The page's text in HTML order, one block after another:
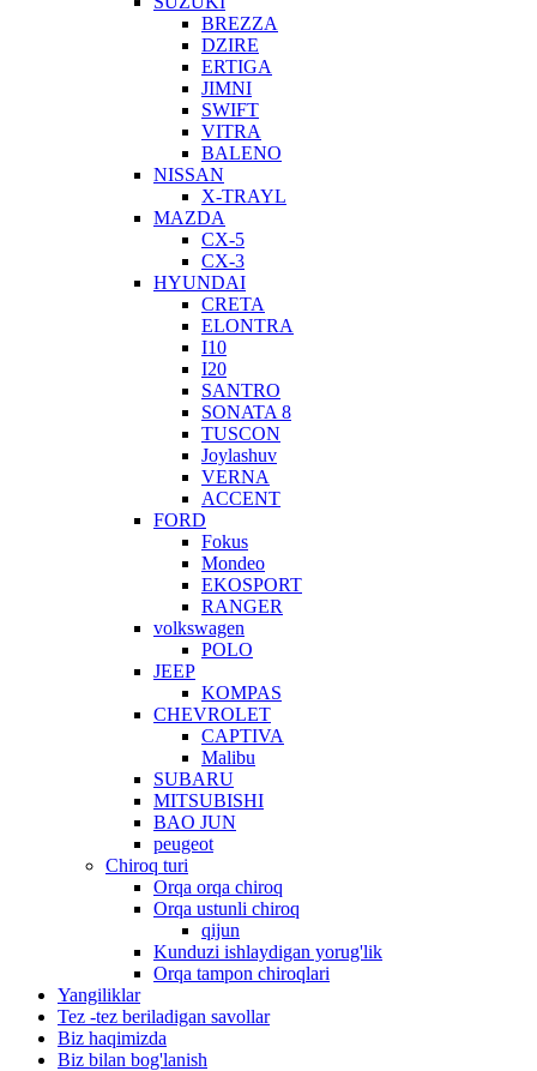
BREZZA
DZIRE
ERTIGA
JIMNI
SWIFT
VITRA
BALENO
NISSAN
X-TRAYL
MAZDA
CX-5
CX-3
HYUNDAI
CRETA
ELONTRA
I10
I20
SANTRO
SONATA 8
TUSCON
Joylashuv
VERNA
ACCENT
FORD
Fokus
Mondeo
EKOSPORT
RANGER
volkswagen
POLO
JEEP
KOMPAS
CHEVROLET
CAPTIVA
Malibu
SUBARU
MITSUBISHI
BAO JUN
peugeot
Chiroq turi
Orqa orqa chiroq
Orqa ustunli chiroq
qijun
Kunduzi ishlaydigan yorug'lik
Orqa tampon chiroqlari
Yangiliklar
Tez -tez beriladigan savollar
Biz haqimizda
Biz bilan bog'lanish